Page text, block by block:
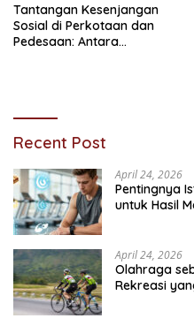
Tantangan Kesenjangan
Sosial di Perkotaan dan
Pedesaan: Antara
Recent Post
April 24, 2026
Pentingnya
untuk Hasil
April 24, 2026
Olahraga
Rekreasi